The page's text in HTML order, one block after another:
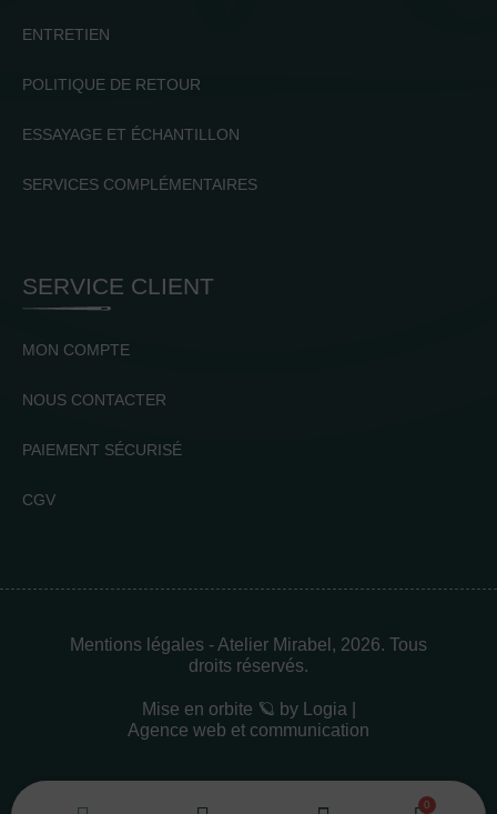
ENTRETIEN
POLITIQUE DE RETOUR
ESSAYAGE ET ÉCHANTILLON
SERVICES COMPLÉMENTAIRES
SERVICE CLIENT
MON COMPTE
NOUS CONTACTER
PAIEMENT SÉCURISÉ
CGV
Mentions légales - Atelier Mirabel, 2026. Tous
droits réservés.
Mise en orbite 🪐 by
Logia |
Agence web et communication